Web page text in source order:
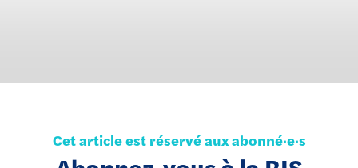
Cet article est réservé aux abonné·e·s